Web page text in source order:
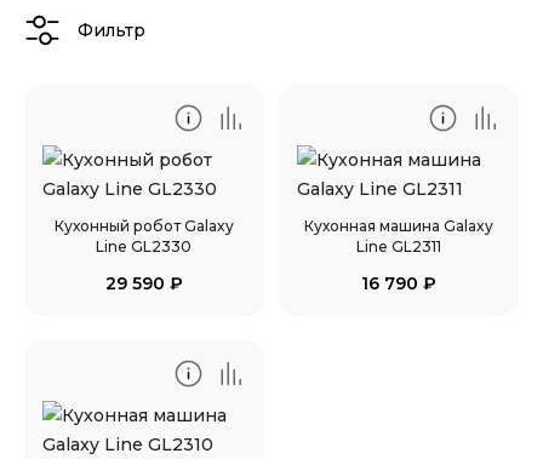
Фильтр
Кухонный робот Galaxy
Line GL2330
29 590 ₽
Кухонная машина Galaxy
Line GL2311
16 790₽